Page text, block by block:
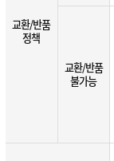
교환/반품
정책
교환/반품
불가능